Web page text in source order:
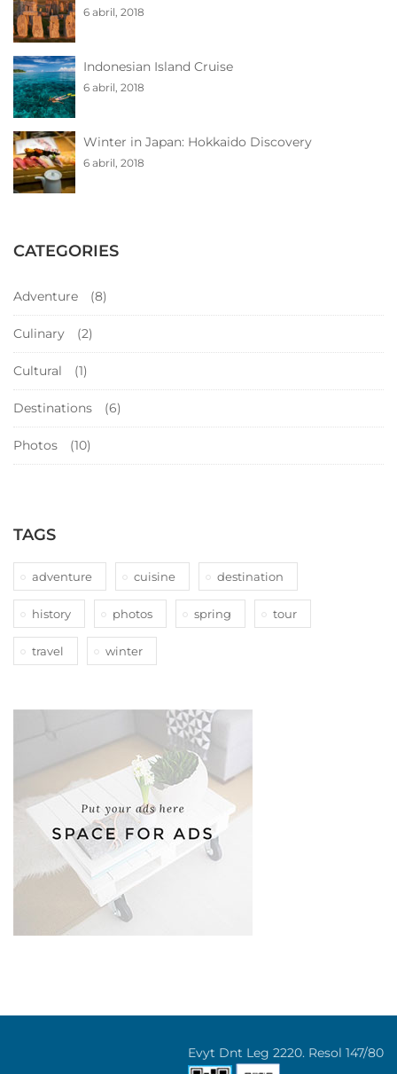
6 abril, 2018
Indonesian Island Cruise
6 abril, 2018
Winter in Japan: Hokkaido Discovery
6 abril, 2018
CATEGORIES
Adventure (8)
Culinary (2)
Cultural (1)
Destinations (6)
Photos (10)
TAGS
adventure cuisine destination
history photos spring tour
travel winter
Evyt Dnt Leg 2220. Resol 147/80